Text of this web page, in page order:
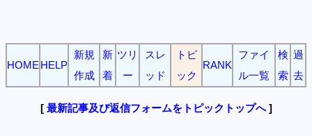
HOME HELP
新規
作成
新
着
ツリ
ー
スレ
ッド
トピ
ック
RANK
ファイ
ル一覧
検
索
過
去
[ 最新記事及び返信フォームをトピックトップへ]